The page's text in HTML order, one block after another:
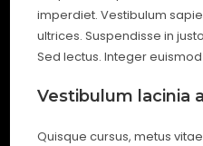
imperdiet. Vestibulum
ultrices. Suspendisse in
Sed lectus. Integer
Vestibulum lacinia
Quisque cursus, metus